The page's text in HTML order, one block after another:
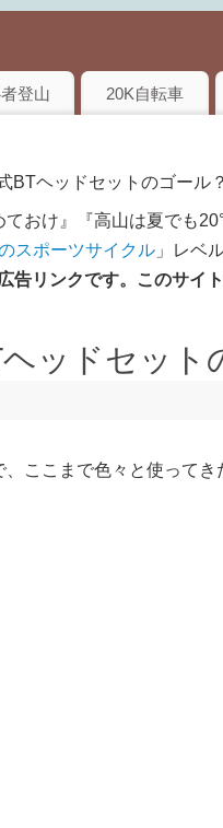
登山 20K自転車
BTヘッドセットのゴール？
ておけ』『高山は夏でも
スポーツサイクル 」レベ
告リンクです。このサイ
ッドセット
ここまで色々と使ってき